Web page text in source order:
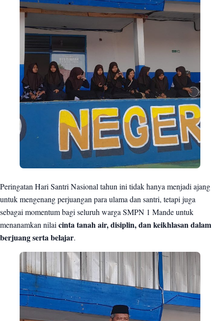
Peringatan Hari Santri Nasional tahun ini tidak hanya menjadi ajang
untuk mengenang perjuangan para ulama dan santri, tetapi juga
sebagai momentum bagi seluruh warga SMPN 1 Mande untuk
menanamkan nilai cinta tanah air, disiplin, dan keikhlasan dalam
berjuang serta belajar.